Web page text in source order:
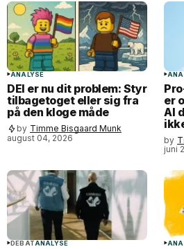
ANALYSE
DEI er nu dit problem: Styr
tilbagetoget eller sig fra
på den kloge måde
by Timme Bisgaard Munk
august 04, 2026
er
AI
by
juni
DEBATANALYSE